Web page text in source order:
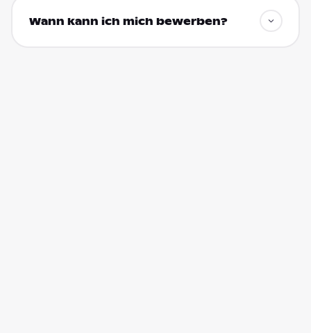
Wann kann ich mich bewerben?